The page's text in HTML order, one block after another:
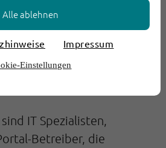
Impressum
Einstellungen
Alle ablehnen
implementieren und
sind Unternehmen, die
Integration von ThinkOwl
sind IT Spezialisten,
Betreiber, die